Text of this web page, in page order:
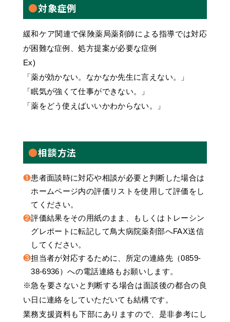
対象症例
緩和ケア関連で保険薬局薬剤師による指導では対応
が困難な症例、処方提案が必要な症例
Ex)
「薬が効かない。なかなか先生に言えない。」
「眠気が強くて仕事ができない。」
「薬をどう使えばいいかわからない。」
相談方法
❶患者面談時に対応や相談が必要と判断した場合は
ホームページ内の評価リストを使用して評価をし
てください。
❷評価結果をその用紙のまま、もしくはトレーシン
グレポートに転記して鳥大病院薬剤部へFAX送信
してください。
❸担当者が対応するために、所定の連絡先（0859-
38-6936）への電話連絡もお願いします。
※急を要さないと判断する場合は面談後の都合の良
い日に連絡をしていただいても結構です。
業務支援資料も下部にありますので、是非参考にし